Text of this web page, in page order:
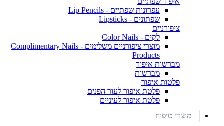
עפרונות שפתיים - Lip Pencils
שפתונים - Lipsticks
ציפורניים
לקים - Color Nails
מוצרי ציפורניים משלימים - Complimentary Nails
Products
מברשות איפור
מברשות
פלטות איפור
פלטת איפור לעור הפנים
פלטת איפור לעיניים
מוצרי טיפוח